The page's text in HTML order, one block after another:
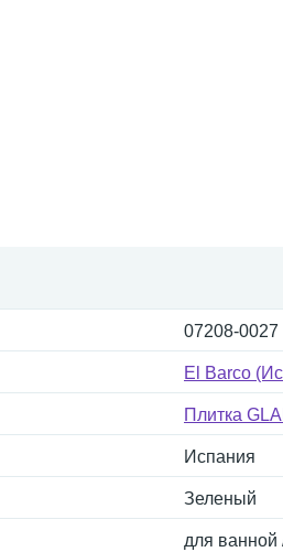
07208-0027
El Barco
Плитка
Испания
Зеленый
для ванной